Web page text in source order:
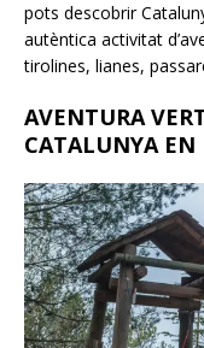
pots descobrir
autèntica activitat
tirolines, lianes,
AVENTURA
CATALUNYA